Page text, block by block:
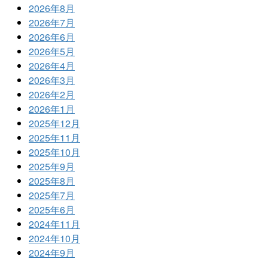
2026年8月
2026年7月
2026年6月
2026年5月
2026年4月
2026年3月
2026年2月
2026年1月
2025年12月
2025年11月
2025年10月
2025年9月
2025年8月
2025年7月
2025年6月
2024年11月
2024年10月
2024年9月